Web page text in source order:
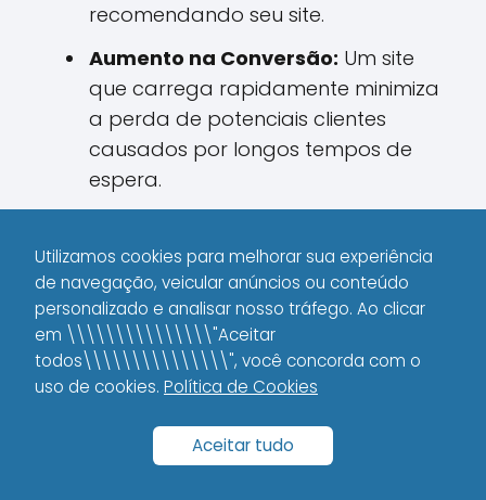
recomendando seu site.
Aumento na Conversão: Um site
que carrega rapidamente minimiza
a perda de potenciais clientes
causados por longos tempos de
espera.
experiência rápida e responsiva
beneficia todos os usuários,
inclusive aqueles com conexões de
internet mais lentas.
Ao investir na otimização da velocidade,
você garante que cada visitante tenha
uma experiência coerente e eficiente,
Utilizamos cookies para melhorar sua experiência
de navegação, veicular anúncios ou conteúdo
personalizado e analisar nosso tráfego. Ao clicar
em \\\\\\\\\\\\\\\"Aceitar
todos\\\\\\\\\\\\\\\", você concorda com o
uso de cookies. Política de Cookies
Aceitar tudo